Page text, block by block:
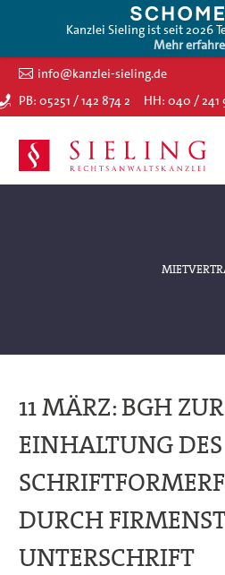
Kanzlei Sieling ist seit 2026
Mehr
info@kanzlei-sieling.de
PB: 05251 / 142 874 2
HH: 040 / 241
11 MÄRZ:BGH ZUR
EINHALTUNG DES
DURCH
UNTERSCHRIFT